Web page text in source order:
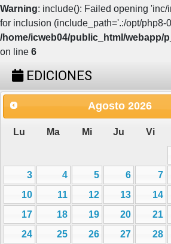
Warning: include(): Failed opening
for inclusion (include_path='.:/opt/php8-
/home/icweb04/public_html/webapp/
on line 6
EDICIONES
Agosto 2026
Lu Ma Mi Ju Vi
3
4 5 6 7
10
11 12 13 14
17
18 19 20 21
24
25 26 27 28